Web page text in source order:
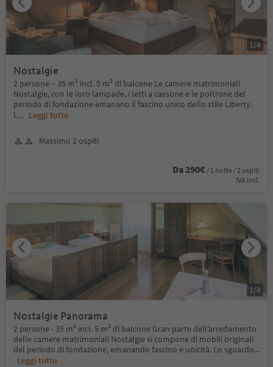
Nostalgie
2 persone – 35 m² incl. 5 m² di balcone Le camere matrimoniali
Nostalgie, con le loro lampade, i letti a cassone e le poltrone del
periodo di fondazione emanano il fascino unico dello stile Liberty.
L... Leggi tutto
Massimo 2 ospiti
Da 290€ / 1 notte / 2 ospiti
IVA incl.
1/4
Nostalgie Panorama
2 persone - 35 m² incl. 5 m² di balcone Gran parte dell’arredamento
delle camere matrimoniali Nostalgie si compone di mobili originali
del periodo di fondazione, emanando fascino e unicità. Lo sguardo...
Leggi tutto
1/4